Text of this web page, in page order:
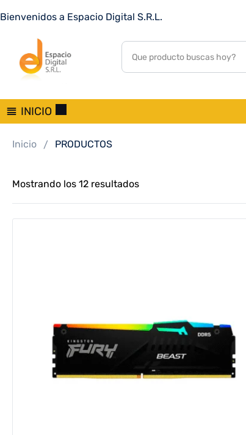
Bienvenidos a Espacio Digital S.R.L.
INICIO
Inicio PRODUCTOS
Mostrando los 12 resultados